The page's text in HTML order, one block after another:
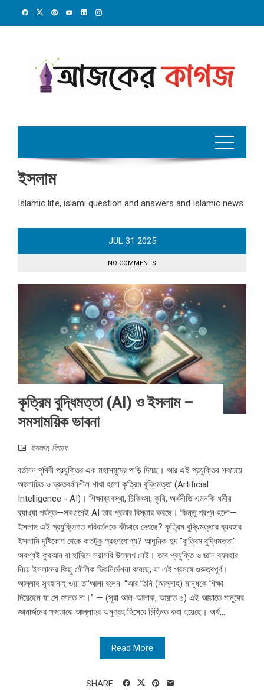
ইসলাম
Islamic life, islami question and answers and Islamic news.
JUL 31 2025
NO COMMENTS
কৃত্রিম বুদ্ধিমত্তা (AI) ও ইসলাম –
সমসাময়িক ভাবনা
ইসলাম, ফিচার
বর্তমান পৃথিবী প্রযুক্তির এক মহাসমুদ্রে পাড়ি দিচ্ছে। আর এই প্রযুক্তির সবচেয়ে
আলোচিত ও দ্রুতবর্ধনশীল শাখা হলো কৃত্রিম বুদ্ধিমত্তা (Artificial
Intelligence - AI)। শিক্ষাব্যবস্থা, চিকিৎসা, কৃষি, অর্থনীতি এমনকি ধর্মীয়
ব্যাখ্যা পর্যন্ত—সবখানেই AI তার প্রভাব বিস্তার করছে। কিন্তু প্রশ্ন হলো—
ইসলাম এই প্রযুক্তিগত পরিবর্তনকে কীভাবে দেখছে? কৃত্রিম বুদ্ধিমত্তার ব্যবহার
ইসলামি দৃষ্টিকোণ থেকে কতটুকু গ্রহণযোগ্য? আধুনিক শব্দ "কৃত্রিম বুদ্ধিমত্তা"
অবশ্যই কুরআন বা হাদিসে সরাসরি উল্লেখ নেই। তবে প্রযুক্তি ও জ্ঞান ব্যবহার
নিয়ে ইসলামের কিছু মৌলিক দিকনির্দেশনা রয়েছে, যা এই প্রসঙ্গে গুরুত্বপূর্ণ।
আল্লাহ সুবহানাহু ওয়া তা'আলা বলেন: “আর তিনি (আল্লাহ) মানুষকে শিক্ষা
দিয়েছেন যা সে জানত না।” — (সূরা আল-আলাক, আয়াত ৫) এই আয়াতে মানুষের
জ্ঞানার্জনের ক্ষমতাকে আল্লাহর অনুগ্রহ হিসেবে চিহ্নিত করা হয়েছে। অর্থ...
Read More
SHARE